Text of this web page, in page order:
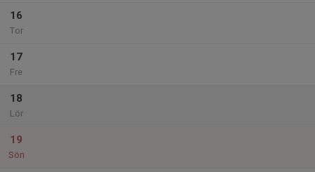
16
Tor
17
Fre
18
Lör
19
Sön